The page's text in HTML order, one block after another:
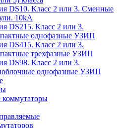
DS10. Класс 2 или 3. Сменные
10kA
DS215. Класс 2 или 3.
однофазные УЗИП
DS415. Класс 2 или 3.
трехфазные УЗИП
DS98. Класс 2 или 3.
однофазные УЗИП